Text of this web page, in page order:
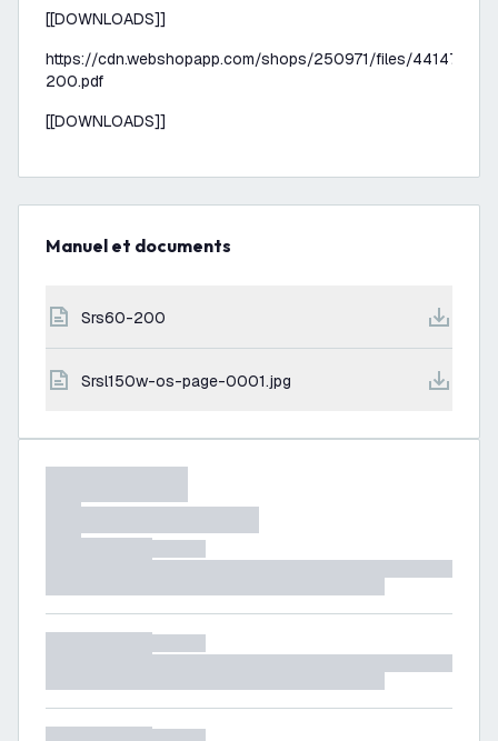
[[DOWNLOADS]]
https://cdn.webshopapp.com/shops/250971/files/
200.pdf
[[DOWNLOADS]]
Manuel et documents
srs60-200
srsl150w-os-page-0001.jpg